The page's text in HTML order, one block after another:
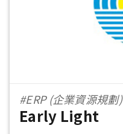
#ERP (企業資源規劃)
Early Light